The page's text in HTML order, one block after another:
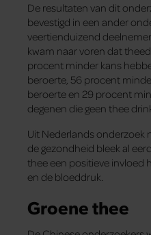
De resultaten van dit
bevestigd in een ander
veertienduizend
kwam naar voren dat
procent minder kans
beroerte, 56 procent
beroerte en 29 procent
degenen die geen thee
Uit Nederlands onderzoek
de gezondheid bleek al
thee een positieve invloed
en de bloeddruk.
Groene thee